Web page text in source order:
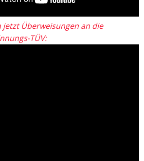
jetzt Überweisungen an die
TÜV: